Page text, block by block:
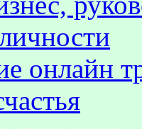
онлайн